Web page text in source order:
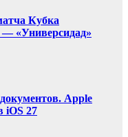
Кубка
— «Универсидад»
Apple
iOS 27